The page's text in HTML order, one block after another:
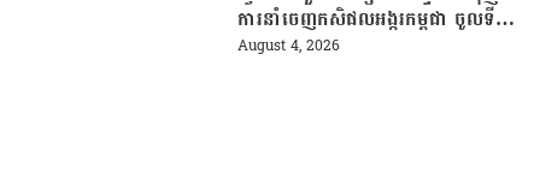
ការនាំចេញកសិផលអង្ករកម្ពុជា ចូលទី
ផ្សារហ្វីលីពីន
August 4, 2026